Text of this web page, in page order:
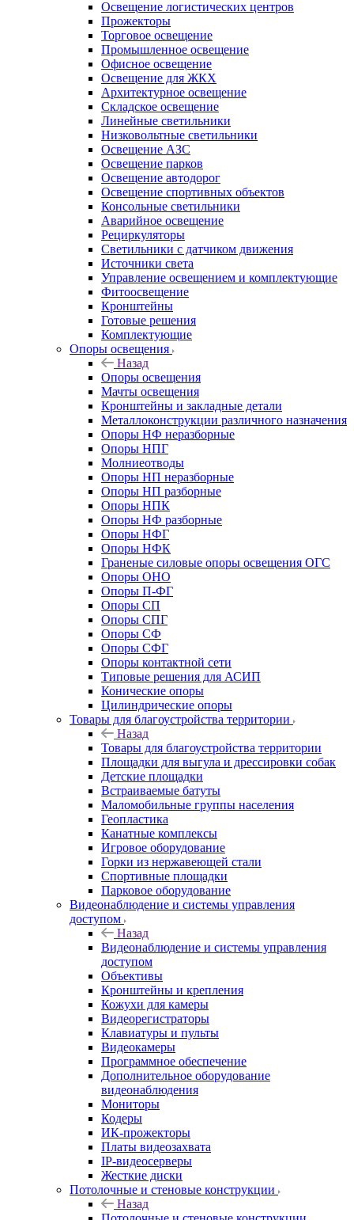
Освещение логистических центров
Прожекторы
Торговое освещение
Промышленное освещение
Офисное освещение
Освещение для ЖКХ
Архитектурное освещение
Складское освещение
Линейные светильники
Низковольтные светильники
Освещение АЗС
Освещение парков
Освещение автодорог
Освещение спортивных объектов
Консольные светильники
Аварийное освещение
Рециркуляторы
Светильники с датчиком движения
Источники света
Управление освещением и комплектующие
Фитоосвещение
Кронштейны
Готовые решения
Комплектующие
Опоры освещения
Назад
Опоры освещения
Мачты освещения
Кронштейны и закладные детали
Металлоконструкции различного назначения
Опоры НФ неразборные
Опоры НПГ
Молниеотводы
Опоры НП неразборные
Опоры НП разборные
Опоры НПК
Опоры НФ разборные
Опоры НФГ
Опоры НФК
Граненые силовые опоры освещения ОГС
Опоры ОНО
Опоры П-ФГ
Опоры СП
Опоры СПГ
Опоры СФ
Опоры СФГ
Опоры контактной сети
Типовые решения для АСИП
Конические опоры
Цилиндрические опоры
Товары для благоустройства территории
Назад
Товары для благоустройства территории
Площадки для выгула и дрессировки собак
Детские площадки
Встраиваемые батуты
Маломобильные группы населения
Геопластика
Канатные комплексы
Игровое оборудование
Горки из нержавеющей стали
Спортивные площадки
Парковое оборудование
Видеонаблюдение и системы управления
доступом
Назад
Видеонаблюдение и системы управления
доступом
Объективы
Кронштейны и крепления
Кожухи для камеры
Видеорегистраторы
Клавиатуры и пульты
Видеокамеры
Программное обеспечение
Дополнительное оборудование
видеонаблюдения
Мониторы
Кодеры
ИК-прожекторы
Платы видеозахвата
IP-видеосерверы
Жесткие диски
Потолочные и стеновые конструкции
Назад